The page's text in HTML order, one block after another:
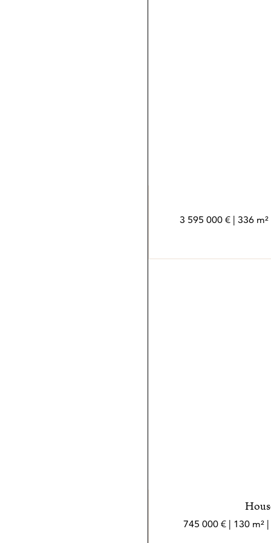
3 595 000 € | 336
745 000 € | 130 m²